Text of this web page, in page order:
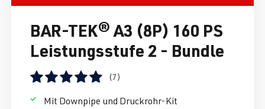
BAR-TEK® A3 (8P) 160 PS
Leistungsstufe 2 - Bundle
(7)
Mit Downpipe und Druckrohr-Kit